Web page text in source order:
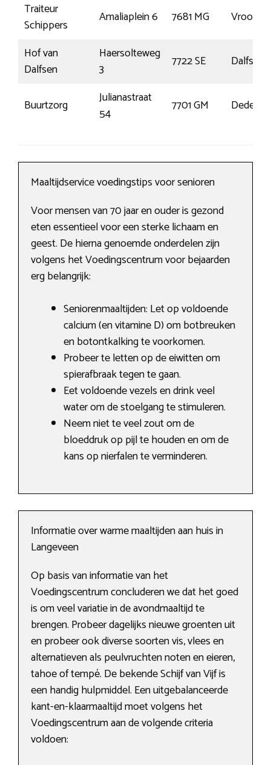
Traiteur
Schippers
Amaliaplein 6 7681 MG
Hof van
Dalfsen
Haersolteweg
3
7722 SE Dalfsen
Buurtzorg
Julianastraat
54
7701 GM
Maaltijdservice voedingstips voor senioren
Voor mensen van 70 jaar en ouder is gezond
eten essentieel voor een sterke lichaam en
geest. De hierna genoemde onderdelen zijn
volgens het Voedingscentrum voor bejaarden
erg belangrijk:
Seniorenmaaltijden: Let op voldoende
calcium (en vitamine D) om botbreuken
en botontkalking te voorkomen.
Probeer te letten op de eiwitten om
spierafbraak tegen te gaan.
Eet voldoende vezels en drink veel
water om de stoelgang te stimuleren.
Neem niet te veel zout om de
bloeddruk op pijl te houden en om de
kans op nierfalen te verminderen.
Informatie over warme maaltijden aan huis in
Langeveen
Op basis van informatie van het
Voedingscentrum concluderen we dat het goed
is om veel variatie in de avondmaaltijd te
brengen. Probeer dagelijks nieuwe groenten uit
en probeer ook diverse soorten vis, vlees en
alternatieven als peulvruchten noten en eieren,
tahoe of tempé. De bekende Schijf van Vijf is
een handig hulpmiddel. Een uitgebalanceerde
kant-en-klaarmaaltijd moet volgens het
Voedingscentrum aan de volgende criteria
voldoen: